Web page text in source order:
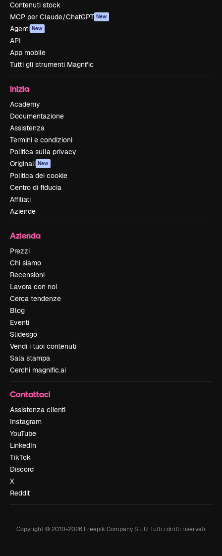
Contenuti stock
MCP per Claude/ChatGPT New
Agenti New
API
App mobile
Tutti gli strumenti Magnific
Inizia
Academy
Documentazione
Assistenza
Termini e condizioni
Politica sulla privacy
Originali New
Politica dei cookie
Centro di fiducia
Affiliati
Aziende
Azienda
Prezzi
Chi siamo
Recensioni
Lavora con noi
Cerca tendenze
Blog
Eventi
Slidesgo
Vendi i tuoi contenuti
Sala stampa
Cerchi magnific.ai
Contattaci
Assistenza clienti
Instagram
YouTube
LinkedIn
TikTok
Discord
X
Reddit
Copyright © 2010-2026Freepik Company S.L.U. Tutti i diritti riservati.